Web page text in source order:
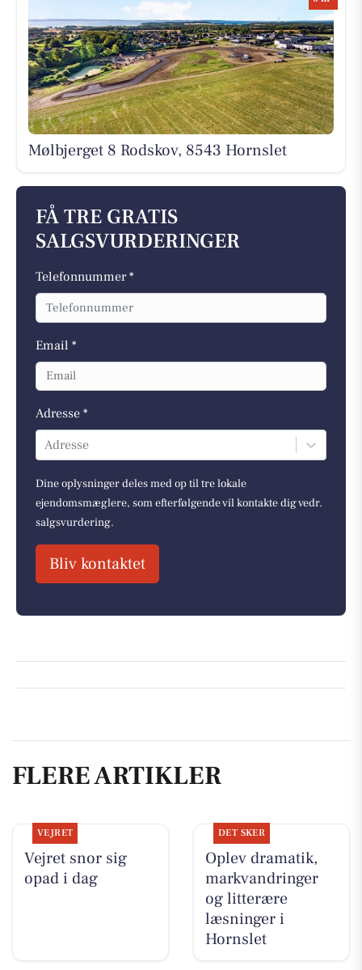
Mølbjerget 8 Rodskov, 8543 Hornslet
FÅ TRE GRATIS
SALGSVURDERINGER
Telefonnummer *
Email *
Adresse *
Adresse
Dine oplysninger deles med op til tre lokale
ejendomsmæglere, som efterfølgende vil kontakte dig vedr.
salgsvurdering.
Bliv kontaktet
FLERE ARTIKLER
VEJRET
Vejret snor sig
opad i dag
DET SKER
Oplev dramatik,
markvandringer
og litterære
læsninger i
Hornslet